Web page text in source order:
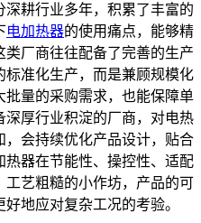
耕行业多年，积累了丰富的
电加热器的使用痛点，能够精
厂商往往配备了完善的生产
准化生产，而是兼顾规模化
量的采购需求，也能保障单
厚行业积淀的厂商，对电热
会持续优化产品设计，贴合
器在节能性、操控性、适配
艺粗糙的小作坊，产品的可
地应对复杂工况的考验。